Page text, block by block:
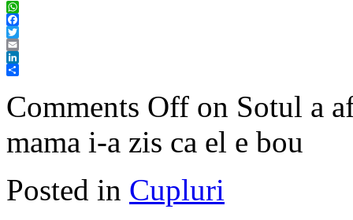
WhatsApp
Facebook
Twitter
Email
LinkedIn
Comments Off on Sotul a
mama i-a zis ca el e bou
Posted in Cupluri